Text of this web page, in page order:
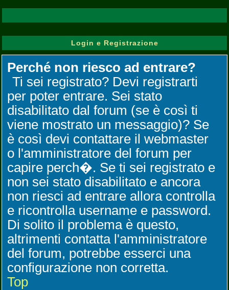
Login e Registrazione
Perché non riesco ad entrare?
Ti sei registrato? Devi registrarti
per poter entrare. Sei stato
disabilitato dal forum (se è così ti
viene mostrato un messaggio)? Se
è così devi contattare il webmaster
o l'amministratore del forum per
capire perch�. Se ti sei registrato e
non sei stato disabilitato e ancora
non riesci ad entrare allora controlla
e ricontrolla username e password.
Di solito il problema è questo,
altrimenti contatta l'amministratore
del forum, potrebbe esserci una
configurazione non corretta.
Top